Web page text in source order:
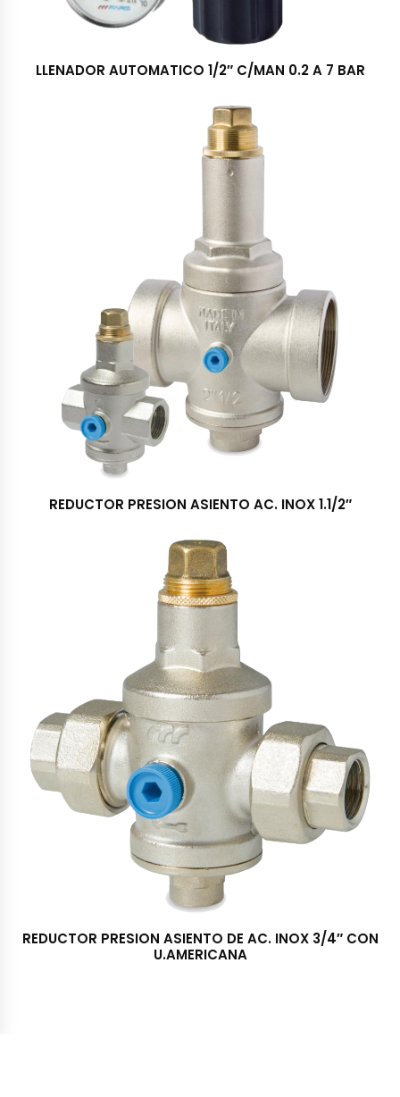
LLENADOR AUTOMATICO 1/2″ C/MAN 0.2 A 7 BAR
REDUCTOR PRESION ASIENTO AC. INOX 1.1/2″
REDUCTOR PRESION ASIENTO DE AC. INOX 3/4″ CON
U.AMERICANA